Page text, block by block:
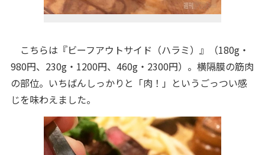
こちらは『ビーフアウトサイド（ハラミ）』（180g・
980円、230g・1200円、460g・2300円）。横隔膜の筋肉
の部位。いちばんしっかりと「肉！」というごっつい感
じを味わえました。